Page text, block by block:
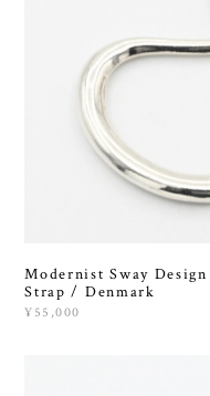
Modernist Sway
Strap / Denmark
¥55,000